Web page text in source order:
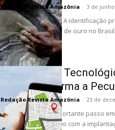
Redação Revista Amazônia - 3 de
Acordo internacional A identificação
mineração artesanal de ouro no
A Revolução
Boi" Transforma a
Redação Revista Amazônia - 23 de
O Brasil deu um importante passo
no setor agropecuário com a